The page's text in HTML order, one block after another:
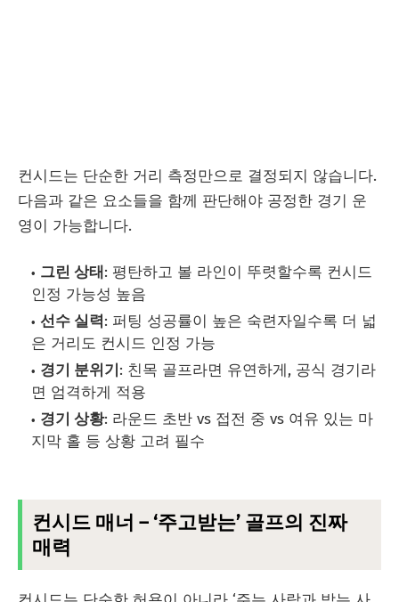
컨시드는 단순한 거리 측정만으로 결정되지 않습니다.
다음과 같은 요소들을 함께 판단해야 공정한 경기 운
영이 가능합니다.
그린 상태: 평탄하고 볼 라인이 뚜렷할수록 컨시드
인정 가능성 높음
선수 실력: 퍼팅 성공률이 높은 숙련자일수록 더 넓
은 거리도 컨시드 인정 가능
경기 분위기 : 친목 골프라면 유연하게, 공식 경기라
면 엄격하게 적용
경기 상황: 라운드 초반 vs 접전 중 vs 여유 있는 마
지막 홀 등 상황 고려 필수
컨시드 매너 – ‘주고받는’ 골프의 진짜
매력